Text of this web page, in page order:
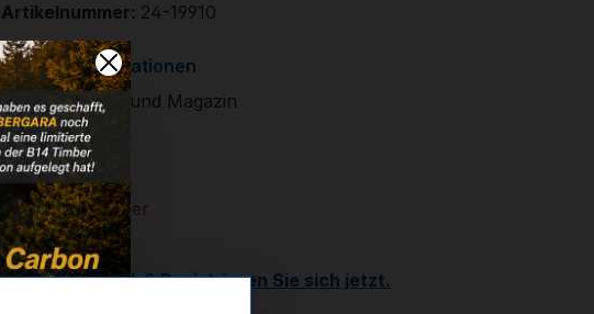
Artikelnummer: 24-19910
Weitere Informationen
✔ohne Abzug und Magazin
459,00 €
❌ Nicht auf Lager
Noch kein Kunde?Registrieren Sie sich jetzt.